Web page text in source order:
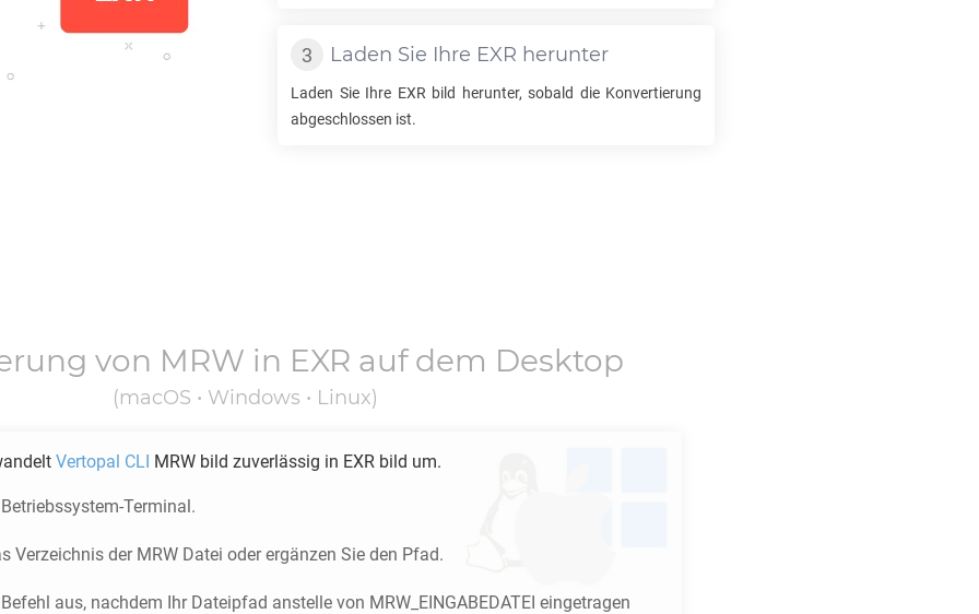
Laden Sie Ihre EXR herunter
Laden Sie Ihre EXR bild herunter, sobald die Konvertierung
abgeschlossen ist.
von MRW in EXR auf dem Desktop
(macOS • Windows • Linux)
Vertopal CLI MRW bild zuverlässig in EXR bild um.
Terminal.
Verzeichnis der MRW Datei oder ergänzen Sie den Pfad.
aus, nachdem Ihr Dateipfad anstelle von MRW_EINGABEDATEI eingetragen